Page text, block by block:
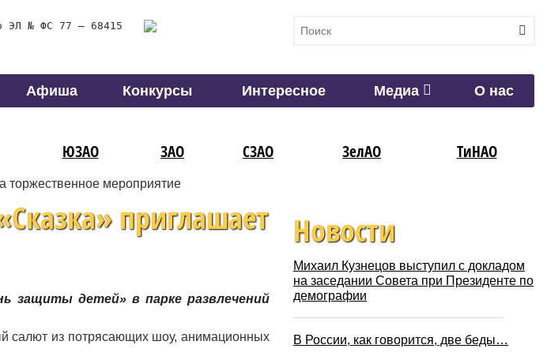
ЭЛ № ФС 77 – 68415
Афиша Конкурсы Интересное Медиа О нас
ЮЗАО ЗАО СЗАО ЗелАО ТиНАО
торжественное мероприятие
приглашает
защиты детей» в парке развлечений
салют из потрясающих шоу, анимационных
Новости
Михаил Кузнецов выступил с докладом
на заседании Совета при Президенте по
демографии
В России, как говорится, две беды…